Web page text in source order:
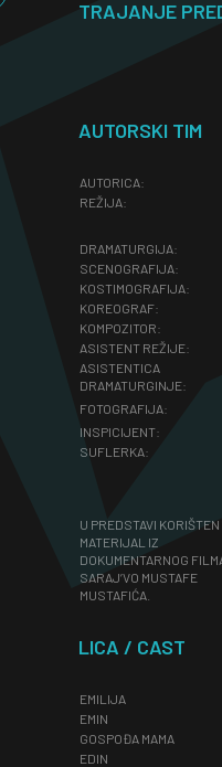
TRAJANJE
AUTORSKI TIM
AUTORICA:
REŽIJA:
DRAMATURGIJA:
SCENOGRAFIJA:
KOSTIMOGRAFIJA:
KOREOGRAF:
KOMPOZITOR:
ASISTENT REŽIJE:
ASISTENTICA
DRAMATURGINJE:
FOTOGRAFIJA:
INSPICIJENT:
SUFLERKA:
U PREDSTAVI KORIŠTEN
MATERIJAL IZ
DOKUMENTARNOG
SARAJ’VO MUSTAFE
MUSTAFIĆA.
LICA / CAST
EMILIJA
EMIN
GOSPOĐA MAMA
EDIN